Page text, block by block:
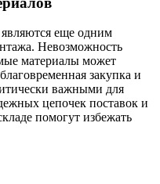
являются еще одним
Невозможность
материалы может
закупка и
важными для
цепочек поставок и
помогут избежать